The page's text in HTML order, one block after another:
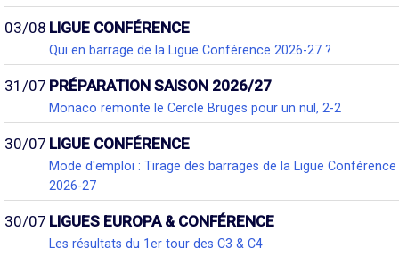
03/08 LIGUE CONFÉRENCE
Qui en barrage de la Ligue Conférence 2026-27 ?
31/07 PRÉPARATION SAISON 2026/27
Monaco remonte le Cercle Bruges pour un nul, 2-2
30/07 LIGUE CONFÉRENCE
Mode d'emploi : Tirage des barrages de la Ligue Conférence
2026-27
30/07 LIGUES EUROPA & CONFÉRENCE
Les résultats du 1er tour des C3 & C4